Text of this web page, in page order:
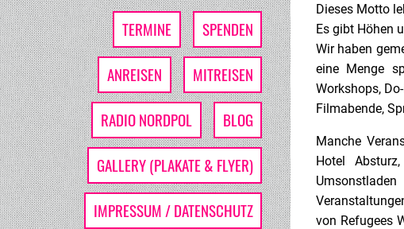
TERMINE
SPENDEN
ANREISEN
MITREISEN
RADIO NORDPOL
BLOG
GALLERY (PLAKATE & FLYER)
IMPRESSUM / DATENSCHUTZ
Dieses Motto
Es gibt Höhen
Wir haben
eine Menge
Workshops,
Filmabende,
Manche
Hotel
von Refugees